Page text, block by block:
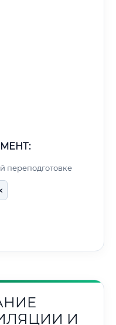
переподготовке
И